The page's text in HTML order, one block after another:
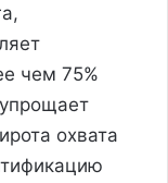
чем 75%
охвата